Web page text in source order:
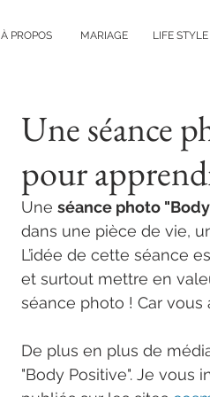
À PROPOS MARIAGE LIFE STYLE
Une séance
pour
Une séance photo
dans une pièce de vie,
L’idée de cette séance
et surtout mettre en
séance photo ! Car vous
De plus en plus de
"Body Positive". Je